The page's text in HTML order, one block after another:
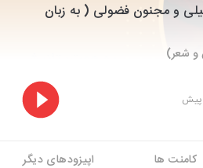
و مجنون فضولی ( به زبان
و شعر)
کامنت ها اپیزودهای دیگر